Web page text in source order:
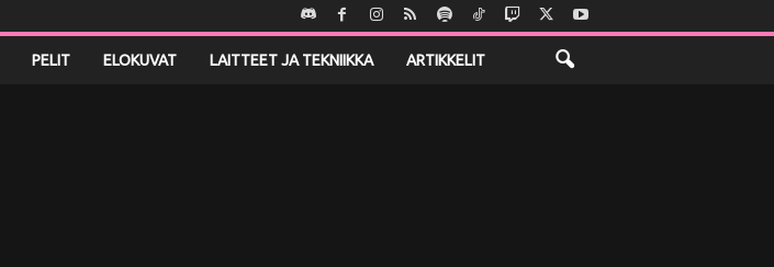
PELIT ELOKUVAT LAITTEET JA TEKNIIKKA ARTIKKELIT